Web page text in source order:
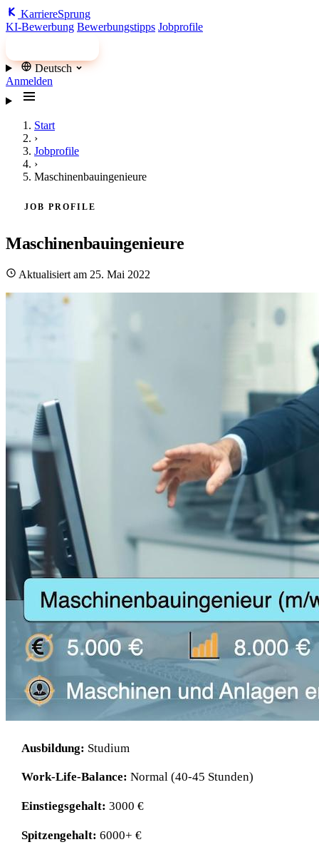
KarriereSprung
KI-Bewerbung Bewerbungstipps Jobprofile
Deutsch
Anmelden
Start
›
Jobprofile
›
Maschinenbauingenieure
JOB PROFILE
Maschinenbauingenieure
Aktualisiert am 25. Mai 2022
Ausbildung: Studium
Work-Life-Balance: Normal (40-45 Stunden)
Einstiegsgehalt: 3000 €
Spitzengehalt: 6000+ €